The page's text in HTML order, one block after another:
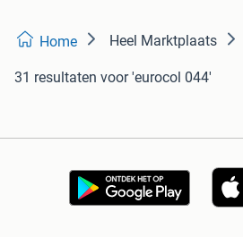
Home Heel Marktplaats
31 resultaten voor 'eurocol 044'